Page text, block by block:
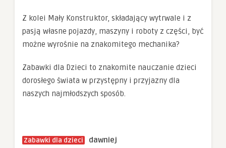
Z kolei Mały Konstruktor, składający wytrwale i z
pasją własne pojazdy, maszyny i roboty z części, być
możne wyrośnie na znakomitego mechanika?
Zabawki dla Dzieci to znakomite nauczanie dzieci
dorosłego świata w przystępny i przyjazny dla
naszych najmłodszych sposób.
Zabawki dla dzieci dawniej